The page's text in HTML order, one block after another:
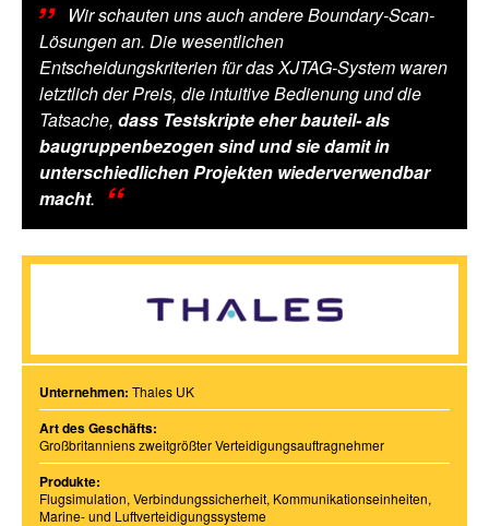
Wir schauten uns auch andere Boundary-Scan-
Lösungen an. Die wesentlichen
Entscheidungskriterien für das XJTAG-System waren
letztlich der Preis, die intuitive Bedienung und die
Tatsache, dass Testskripte eher bauteil- als
baugruppenbezogen sind und sie damit in
unterschiedlichen Projekten wiederverwendbar
macht.
Unternehmen: Thales UK
Art des Geschäfts:
Großbritanniens zweitgrößter Verteidigungsauftragnehmer
Produkte:
Flugsimulation, Verbindungssicherheit, Kommunikationseinheiten,
Marine- und Luftverteidigungssysteme